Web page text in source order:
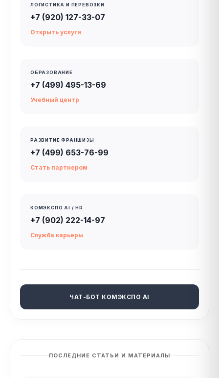
ЛОГИСТИКА И ПЕРЕВОЗКИ
+7 (920) 127-33-07
Открыть услуги
ОБРАЗОВАНИЕ
+7 (499) 495-13-69
Учебный центр
РАЗВИТИЕ ФРАНШИЗЫ
+7 (499) 653-76-99
Стать партнером
КОМЭКСПО AI / HR
+7 (902) 222-14-97
Служба карьеры
ЧАТ-БОТ КОМЭКСПО AI
ПОСЛЕДНИЕ СТАТЬИ И МАТЕРИАЛЫ